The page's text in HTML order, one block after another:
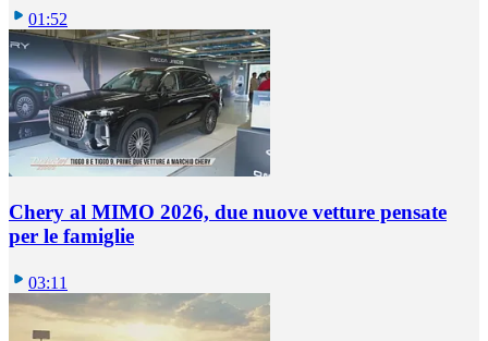
01:52
Chery al MIMO 2026, due nuove vetture pensate
per le famiglie
03:11